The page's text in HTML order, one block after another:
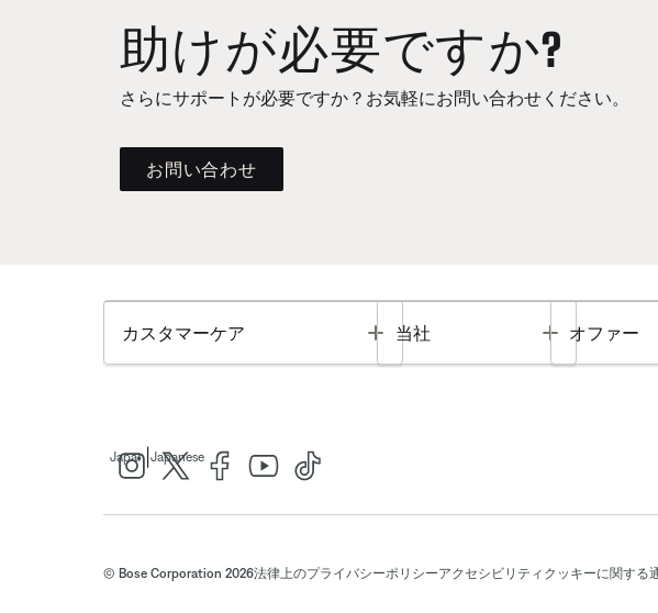
助けが必要ですか?
さらにサポートが必要ですか？お気軽にお問い合わせください。
お問い合わせ
カスタマーケア Toggle
当社 Toggle
オファー
Japan Japanese
© Bose Corporation 2026法律上のプライバシーポリシーアクセシビリティ クッキーに関する